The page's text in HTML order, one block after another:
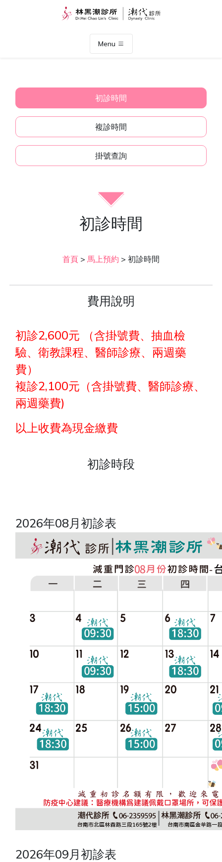
Menu
初診時間
複診時間
掛號查詢
初診時間
首頁 > 馬上預約 > 初診時間
費用說明
初診2,600元 （含掛號費、抽血檢
驗、衛教課程、醫師診療、兩週藥
費）
複診2,100元（含掛號費、醫師診療、
兩週藥費)
以上收費為現金繳費
初診時段
2026年08月初診表
2026年09月初診表